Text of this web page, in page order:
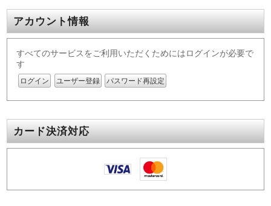
アカウント情報
すべてのサービスをご利用いただくためにはログインが必要で
す
ログイン ユーザー登録 パスワード再設定
カード決済対応